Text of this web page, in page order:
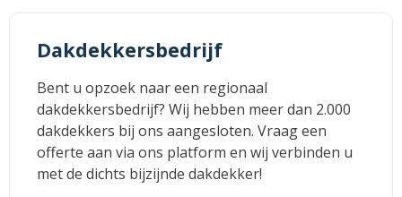
Dakdekkersbedrijf
Bent u opzoek naar een regionaal
dakdekkersbedrijf? Wij hebben meer dan 2.000
dakdekkers bij ons aangesloten. Vraag een
offerte aan via ons platform en wij verbinden u
met de dichts bijzijnde dakdekker!